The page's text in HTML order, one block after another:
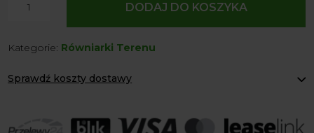
trawy
ciągnika
DODAJ DO KOSZYKA
Kategorie: Równiarki Terenu
Sprawdź koszty dostawy
Agrol transport: 200 zł